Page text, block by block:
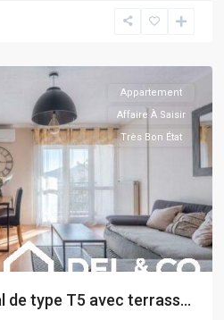
Appartement
Affaire À Saisir
Très Bon État
type T5 avec terrass...